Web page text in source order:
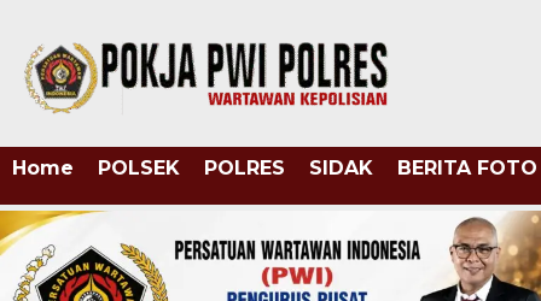
Home POLSEK POLRES SIDAK BERITA FOTO